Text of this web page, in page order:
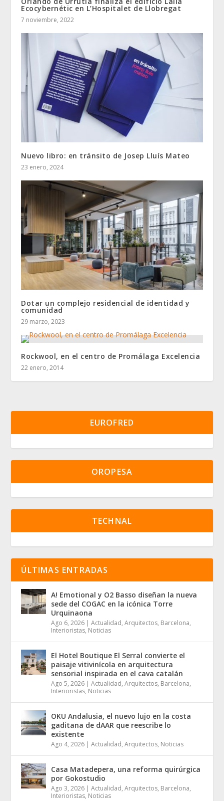
Ecocybernétic en L’Hospitalet de Llobregat
7 noviembre, 2022
Nuevo libro: en tránsito de Josep Lluís Mateo
23 enero, 2024
Dotar un complejo residencial de identidad y
comunidad
29 marzo, 2023
Rockwool, en el centro de Promálaga Excelencia
22 enero, 2014
EUROFRED
OROPESA
TECHNAL
ÚLTIMAS ENTRADAS
A! Emotional y O2 Basso diseñan la nueva
sede del COGAC en la icónica Torre
Urquinaona
Ago 6, 2026 |Actualidad,Arquitectos, Barcelona,
Interioristas, Noticias
El Hotel Boutique El Serral convierte el
paisaje vitivinícola en arquitectura
sensorial inspirada en el cava catalán
Ago 5, 2026 |Actualidad,Arquitectos, Barcelona,
Interioristas, Noticias
OKU Andalusia, el nuevo lujo en la costa
gaditana de dAAR que reescribe lo
existente
Ago 4, 2026 |Actualidad,Arquitectos, Noticias
Casa Matadepera, una reforma quirúrgica
por Gokostudio
Ago 3, 2026 |Actualidad,Arquitectos, Barcelona,
Interioristas, Noticias